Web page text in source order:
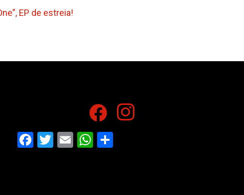
EP de estreia!
Facebook
Twitter
EmailWhatsApp
Share